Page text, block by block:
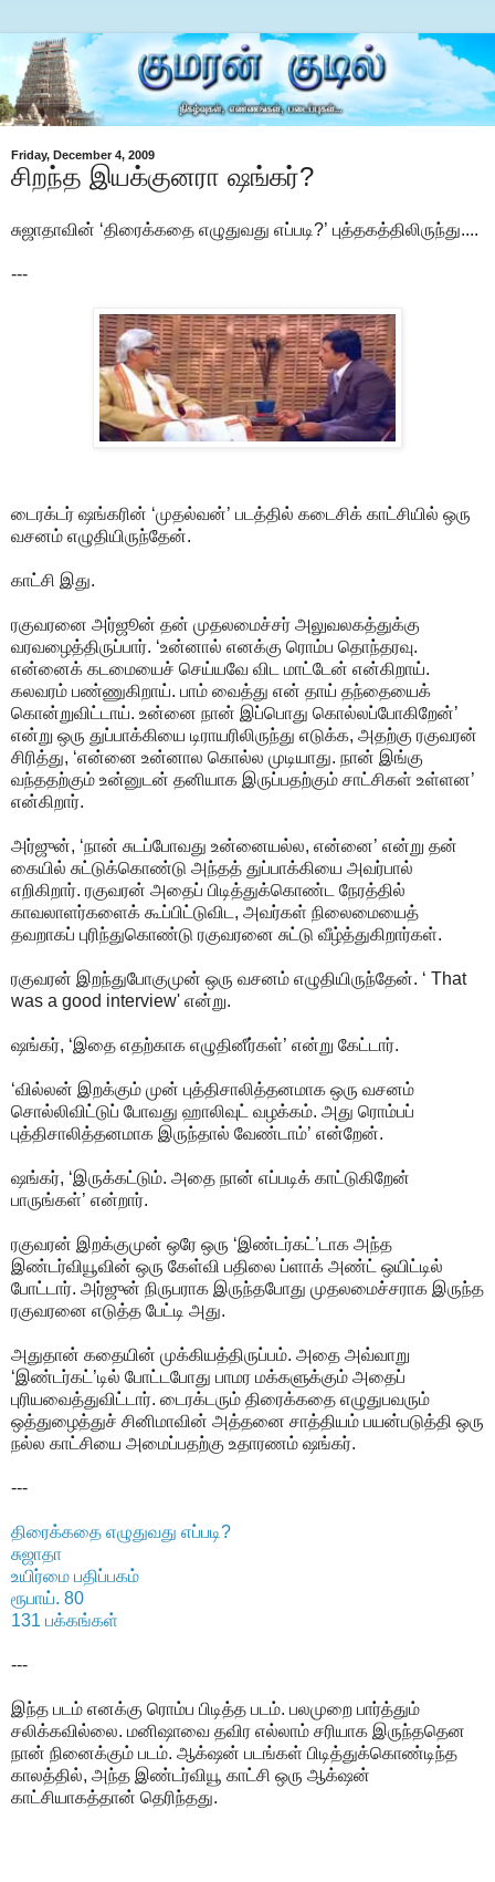
Friday, December 4, 2009
சிறந்த இயக்குனரா ஷங்கர்?
சுஜாதாவின் ‘திரைக்கதை எழுதுவது எப்படி?’ புத்தகத்திலிருந்து....
---
டைரக்டர் ஷங்கரின் ‘முதல்வன்’ படத்தில் கடைசிக் காட்சியில் ஒரு
வசனம் எழுதியிருந்தேன்.
காட்சி இது.
ரகுவரனை அர்ஜூன் தன் முதலமைச்சர் அலுவலகத்துக்கு
வரவழைத்திருப்பார். ‘உன்னால் எனக்கு ரொம்ப தொந்தரவு.
என்னைக் கடமையைச் செய்யவே விட மாட்டேன் என்கிறாய்.
கலவரம் பண்ணுகிறாய். பாம் வைத்து என் தாய் தந்தையைக்
கொன்றுவிட்டாய். உன்னை நான் இப்பொது கொல்லப்போகிறேன்’
என்று ஒரு துப்பாக்கியை டிராயரிலிருந்து எடுக்க, அதற்கு ரகுவரன்
சிரித்து, ‘என்னை உன்னால கொல்ல முடியாது. நான் இங்கு
வந்ததற்கும் உன்னுடன் தனியாக இருப்பதற்கும் சாட்சிகள் உள்ளன’
என்கிறார்.
அர்ஜுன், ‘நான் சுடப்போவது உன்னையல்ல, என்னை’ என்று தன்
கையில் சுட்டுக்கொண்டு அந்தத் துப்பாக்கியை அவர்பால்
எறிகிறார். ரகுவரன் அதைப் பிடித்துக்கொண்ட நேரத்தில்
காவலாளர்களைக் கூப்பிட்டுவிட, அவர்கள் நிலைமையைத்
தவறாகப் புரிந்துகொண்டு ரகுவரனை சுட்டு வீழ்த்துகிறார்கள்.
ரகுவரன் இறந்துபோகுமுன் ஒரு வசனம் எழுதியிருந்தேன். ‘ That
was a good interview' என்று.
ஷங்கர், ‘இதை எதற்காக எழுதினீர்கள்’ என்று கேட்டார்.
‘வில்லன் இறக்கும் முன் புத்திசாலித்தனமாக ஒரு வசனம்
சொல்லிவிட்டுப் போவது ஹாலிவுட் வழக்கம். அது ரொம்பப்
புத்திசாலித்தனமாக இருந்தால் வேண்டாம்’ என்றேன்.
ஷங்கர், ‘இருக்கட்டும். அதை நான் எப்படிக் காட்டுகிறேன்
பாருங்கள்’ என்றார்.
ரகுவரன் இறக்குமுன் ஒரே ஒரு ‘இண்டர்கட்’டாக அந்த
இண்டர்வியூவின் ஒரு கேள்வி பதிலை ப்ளாக் அண்ட் ஒயிட்டில்
போட்டார். அர்ஜுன் நிருபராக இருந்தபோது முதலமைச்சராக இருந்த
ரகுவரனை எடுத்த பேட்டி அது.
அதுதான் கதையின் முக்கியத்திருப்பம். அதை அவ்வாறு
‘இண்டர்கட்’டில் போட்டபோது பாமர மக்களுக்கும் அதைப்
புரியவைத்துவிட்டார். டைரக்டரும் திரைக்கதை எழுதுபவரும்
ஒத்துழைத்துச் சினிமாவின் அத்தனை சாத்தியம் பயன்படுத்தி ஒரு
நல்ல காட்சியை அமைப்பதற்கு உதாரணம் ஷங்கர்.
---
திரைக்கதை எழுதுவது எப்படி?
சுஜாதா
உயிர்மை பதிப்பகம்
ரூபாய். 80
131 பக்கங்கள்
---
இந்த படம் எனக்கு ரொம்ப பிடித்த படம். பலமுறை பார்த்தும்
சலிக்கவில்லை. மனிஷாவை தவிர எல்லாம் சரியாக இருந்ததென
நான் நினைக்கும் படம். ஆக்‌ஷன் படங்கள் பிடித்துக்கொண்டிந்த
காலத்தில், அந்த இண்டர்வியூ காட்சி ஒரு ஆக்‌ஷன்
காட்சியாகத்தான் தெரிந்தது.